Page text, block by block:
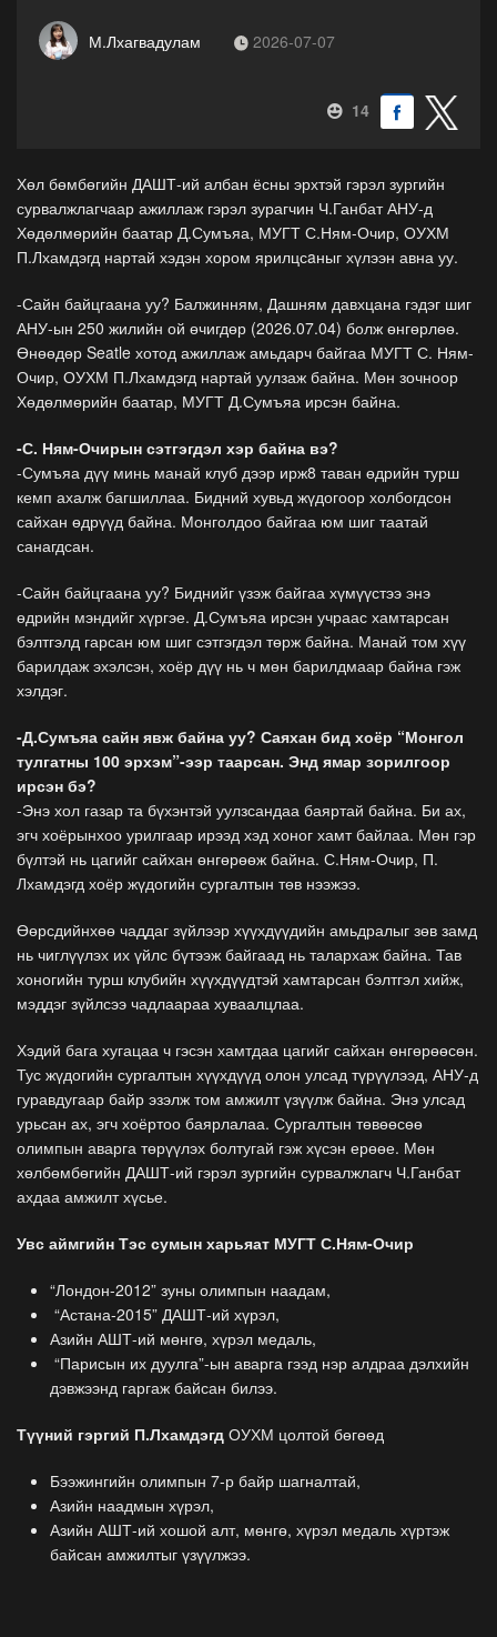
М.Лхагвадулам 2026-07-07
14
Хөл бөмбөгийн ДАШТ-ий албан ёсны эрхтэй гэрэл зургийн
сурвалжлагчаар ажиллаж гэрэл зурагчин Ч.Ганбат АНУ-д
Хөдөлмөрийн баатар Д.Сумъяа, МУГТ С.Ням-Очир, ОУХМ
П.Лхамдэгд нартай хэдэн хором ярилцсaныг хүлээн авна уу.
-Сайн байцгаана уу? Балжинням, Дашням давхцана гэдэг шиг
АНУ-ын 250 жилийн ой өчигдөр (2026.07.04) болж өнгөрлөө.
Өнөөдөр Seatle хотод ажиллаж амьдарч байгаа МУГТ С. Ням-
Очир, ОУХМ П.Лхамдэгд нартай уулзаж байна. Мөн зочноор
Хөдөлмөрийн баатар, МУГТ Д.Сумъяа ирсэн байна.
-С. Ням-Очирын сэтгэгдэл хэр байна вэ?
-Сумъяа дүү минь манай клуб дээр ирж8 таван өдрийн турш
кемп ахалж багшиллаа. Бидний хувьд жүдогоор холбогдсон
сайхан өдрүүд байна. Монголдоо байгаа юм шиг таатай
санагдсан.
-Сайн байцгаана уу? Биднийг үзэж байгаа хүмүүстээ энэ
өдрийн мэндийг хүргэе. Д.Сумъяа ирсэн учраас хамтарсан
бэлтгэлд гарсан юм шиг сэтгэгдэл төрж байна. Манай том хүү
барилдаж эхэлсэн, хоёр дүү нь ч мөн барилдмаар байна гэж
хэлдэг.
-Д.Сумъяа сайн явж байна уу? Саяхан бид хоёр “Монгол
тулгатны 100 эрхэм”-ээр таарсан. Энд ямар зорилгоор
ирсэн бэ?
-Энэ хол газар та бүхэнтэй уулзсандаа баяртай байна. Би ах,
эгч хоёрынхоо урилгаар ирээд хэд хоног хамт байлаа. Мөн гэр
бүлтэй нь цагийг сайхан өнгөрөөж байна. С.Ням-Очир, П.
Лхамдэгд хоёр жүдогийн сургалтын төв нээжээ.
Өөрсдийнхөө чаддаг зүйлээр хүүхдүүдийн амьдралыг зөв замд
нь чиглүүлэх их үйлс бүтээж байгаад нь талархаж байна. Тав
хоногийн турш клубийн хүүхдүүдтэй хамтарсан бэлтгэл хийж,
мэддэг зүйлсээ чадлаараа хуваалцлаа.
Хэдий бага хугацаа ч гэсэн хамтдаа цагийг сайхан өнгөрөөсөн.
Тус жүдогийн сургалтын хүүхдүүд олон улсад түрүүлээд, АНУ-д
гуравдугаар байр эзэлж том амжилт үзүүлж байна. Энэ улсад
урьсан ах, эгч хоёртоо баярлалаа. Сургалтын төвөөсөө
олимпын аварга төрүүлэх болтугай гэж хүсэн ерөөе. Мөн
хөлбөмбөгийн ДАШТ-ий гэрэл зургийн сурвалжлагч Ч.Ганбат
ахдаа амжилт хүсье.
Увс аймгийн Тэс сумын харьяат МУГТ С.Ням-Очир
“Лондон-2012” зуны олимпын наадам,
“Астана-2015” ДАШТ-ий хүрэл,
Азийн АШТ-ий мөнгө, хүрэл медаль,
“Парисын их дуулга”-ын аварга гээд нэр алдраа дэлхийн
дэвжээнд гаргаж байсан билээ.
Түүний гэргий П.Лхамдэгд ОУХМ цолтой бөгөөд
Бээжингийн олимпын 7-р байр шагналтай,
Азийн наадмын хүрэл,
Азийн АШТ-ий хошой алт, мөнгө, хүрэл медаль хүртэж
байсан амжилтыг үзүүлжээ.